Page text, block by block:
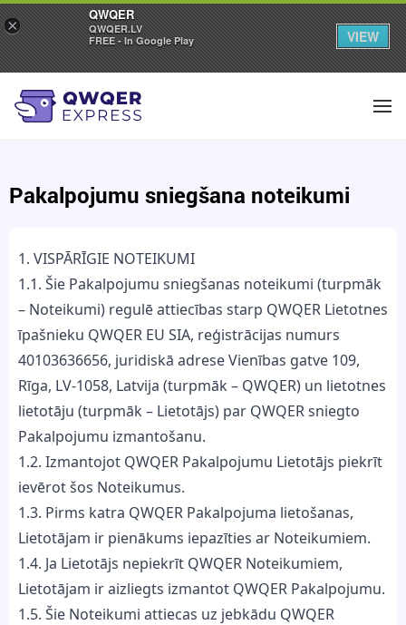
Pakalpojumu sniegšana noteikumi
1. VISPĀRĪGIE NOTEIKUMI
1.1. Šie Pakalpojumu sniegšanas noteikumi (turpmāk
– Noteikumi) regulē attiecības starp QWQER Lietotnes
īpašnieku QWQER EU SIA, reģistrācijas numurs
40103636656, juridiskā adrese Vienības gatve 109,
Rīga, LV-1058, Latvija (turpmāk – QWQER) un lietotnes
lietotāju (turpmāk – Lietotājs) par QWQER sniegto
Pakalpojumu izmantošanu.
1.2. Izmantojot QWQER Pakalpojumu Lietotājs piekrīt
ievērot šos Noteikumus.
1.3. Pirms katra QWQER Pakalpojuma lietošanas,
Lietotājam ir pienākums iepazīties ar Noteikumiem.
1.4. Ja Lietotājs nepiekrīt QWQER Noteikumiem,
Lietotājam ir aizliegts izmantot QWQER Pakalpojumu.
1.5. Šie Noteikumi attiecas uz jebkādu QWQER
×
QWQER
QWQER.LV
FREE - In Google Play
VIEW